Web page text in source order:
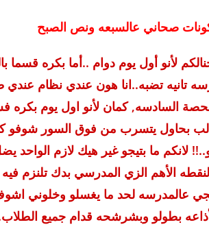
صحاني عالسبعه ونص الصبح
لأنو أول يوم دوام ..أما بكره قسما
تانيه تضبه..انا هون عندي نظام
السادسه, كمان لأنو اول يوم
بحاول يتسرب من فوق السور شوفو
لانكم ما بتيجو غير هيك لازم
الأهم الزي المدرسي بدك تلنزم فيه
عالمدرسه لحد ما يغسلو وخلوني
بطولو وبشرشحه قدام جميع